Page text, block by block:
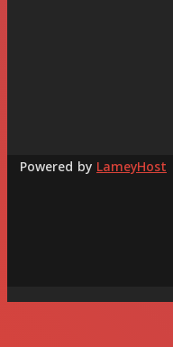
Powered byLameyHost